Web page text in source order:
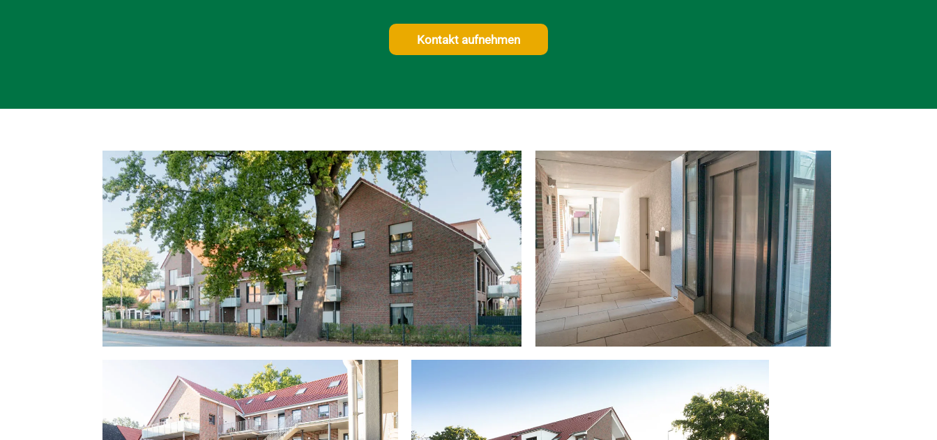
Kontakt aufnehmen